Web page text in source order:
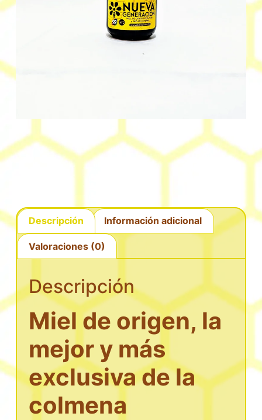
Descripción Información adicional
Valoraciones (0)
Descripción
Miel de origen, la
mejor y más
exclusiva de la
colmena